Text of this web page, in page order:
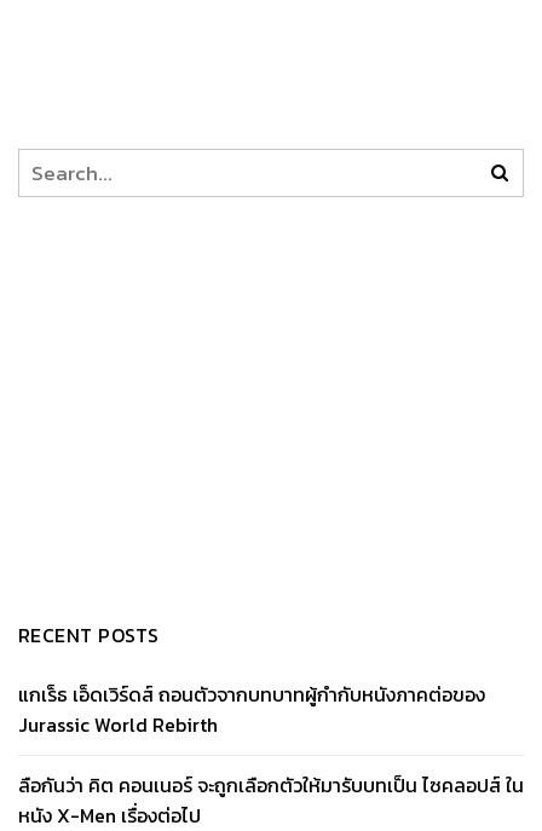
RECENT POSTS
แกเร็ธ เอ็ดเวิร์ดส์ ถอนตัวจากบทบาทผู้กำกับหนังภาคต่อของ
Jurassic World Rebirth
ลือกันว่า คิต คอนเนอร์ จะถูกเลือกตัวให้มารับบทเป็น ไซคลอปส์ ใน
หนัง X-Men เรื่องต่อไป